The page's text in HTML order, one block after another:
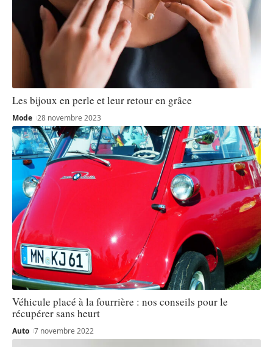
Les bijoux en perle et leur retour en grâce
Mode 28 novembre 2023
Véhicule placé à la fourrière : nos conseils pour le
récupérer sans heurt
Auto 7 novembre 2022